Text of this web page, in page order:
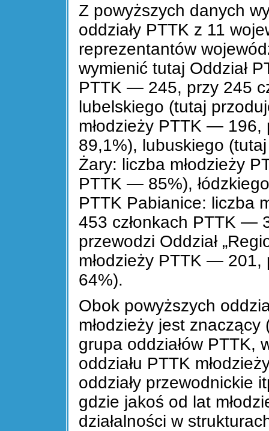
Z powyższych danych
oddziały PTTK z 11
reprezentantów
wymienić tutaj Oddział
PTTK — 245, przy 245
lubelskiego (tutaj
młodzieży PTTK —
89,1%), lubuskiego
Żary: liczba młodzieży
PTTK — 85%),
PTTK Pabianice: liczba
453 członkach PTTK —
przewodzi Oddział
młodzieży PTTK —
64%).
Obok powyższych
młodzieży jest
grupa oddziałów PTTK,
oddziału PTTK
oddziały przewodnickie
gdzie jakoś od lat
działalności w